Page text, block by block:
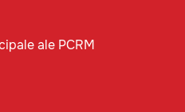
ale PCRM